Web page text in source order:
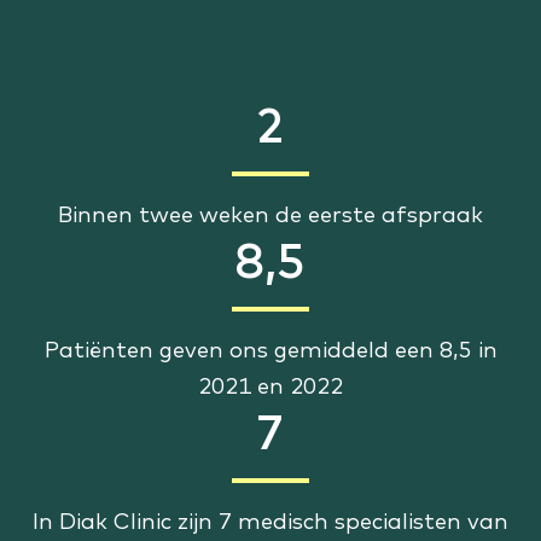
2
Binnen twee weken de eerste afspraak
8,5
Patiënten geven ons gemiddeld een 8,5 in
2021 en 2022
7
In Diak Clinic zijn 7 medisch specialisten van